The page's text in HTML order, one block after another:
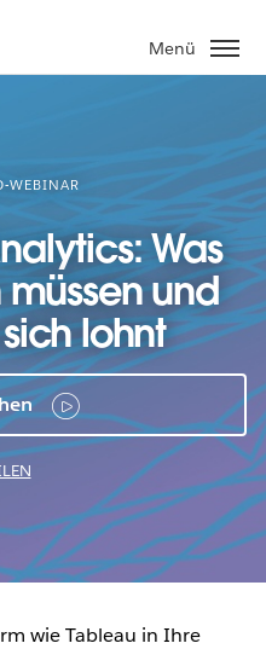
Menü
WEBINAR
Was
und
lohnt
wie Tableau in Ihre